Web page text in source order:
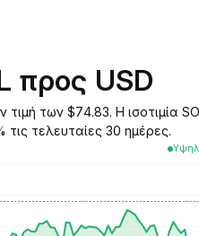
προς USD
των $74.83. Η ισοτιμία
τελευταίες 30 ημέρες.